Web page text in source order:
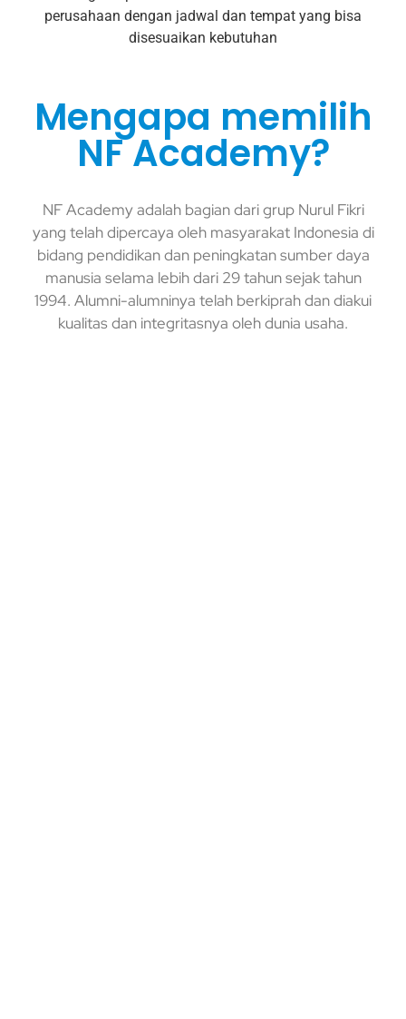
perusahaan dengan jadwal dan tempat yang bisa
disesuaikan kebutuhan
Mengapa memilih
NF Academy?
NF Academy adalah bagian dari grup Nurul Fikri
yang telah dipercaya oleh masyarakat Indonesia di
bidang pendidikan dan peningkatan sumber daya
manusia selama lebih dari 29 tahun sejak tahun
1994. Alumni-alumninya telah berkiprah dan diakui
kualitas dan integritasnya oleh dunia usaha.